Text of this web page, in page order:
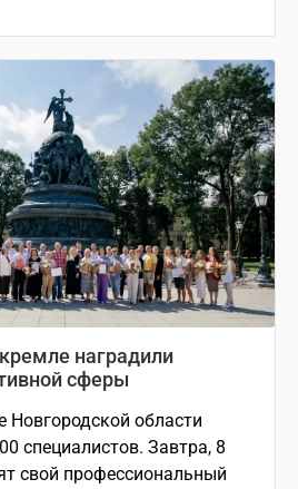
наградили
сферы
Новгородской области
специалистов. Завтра, 8
свой профессиональный